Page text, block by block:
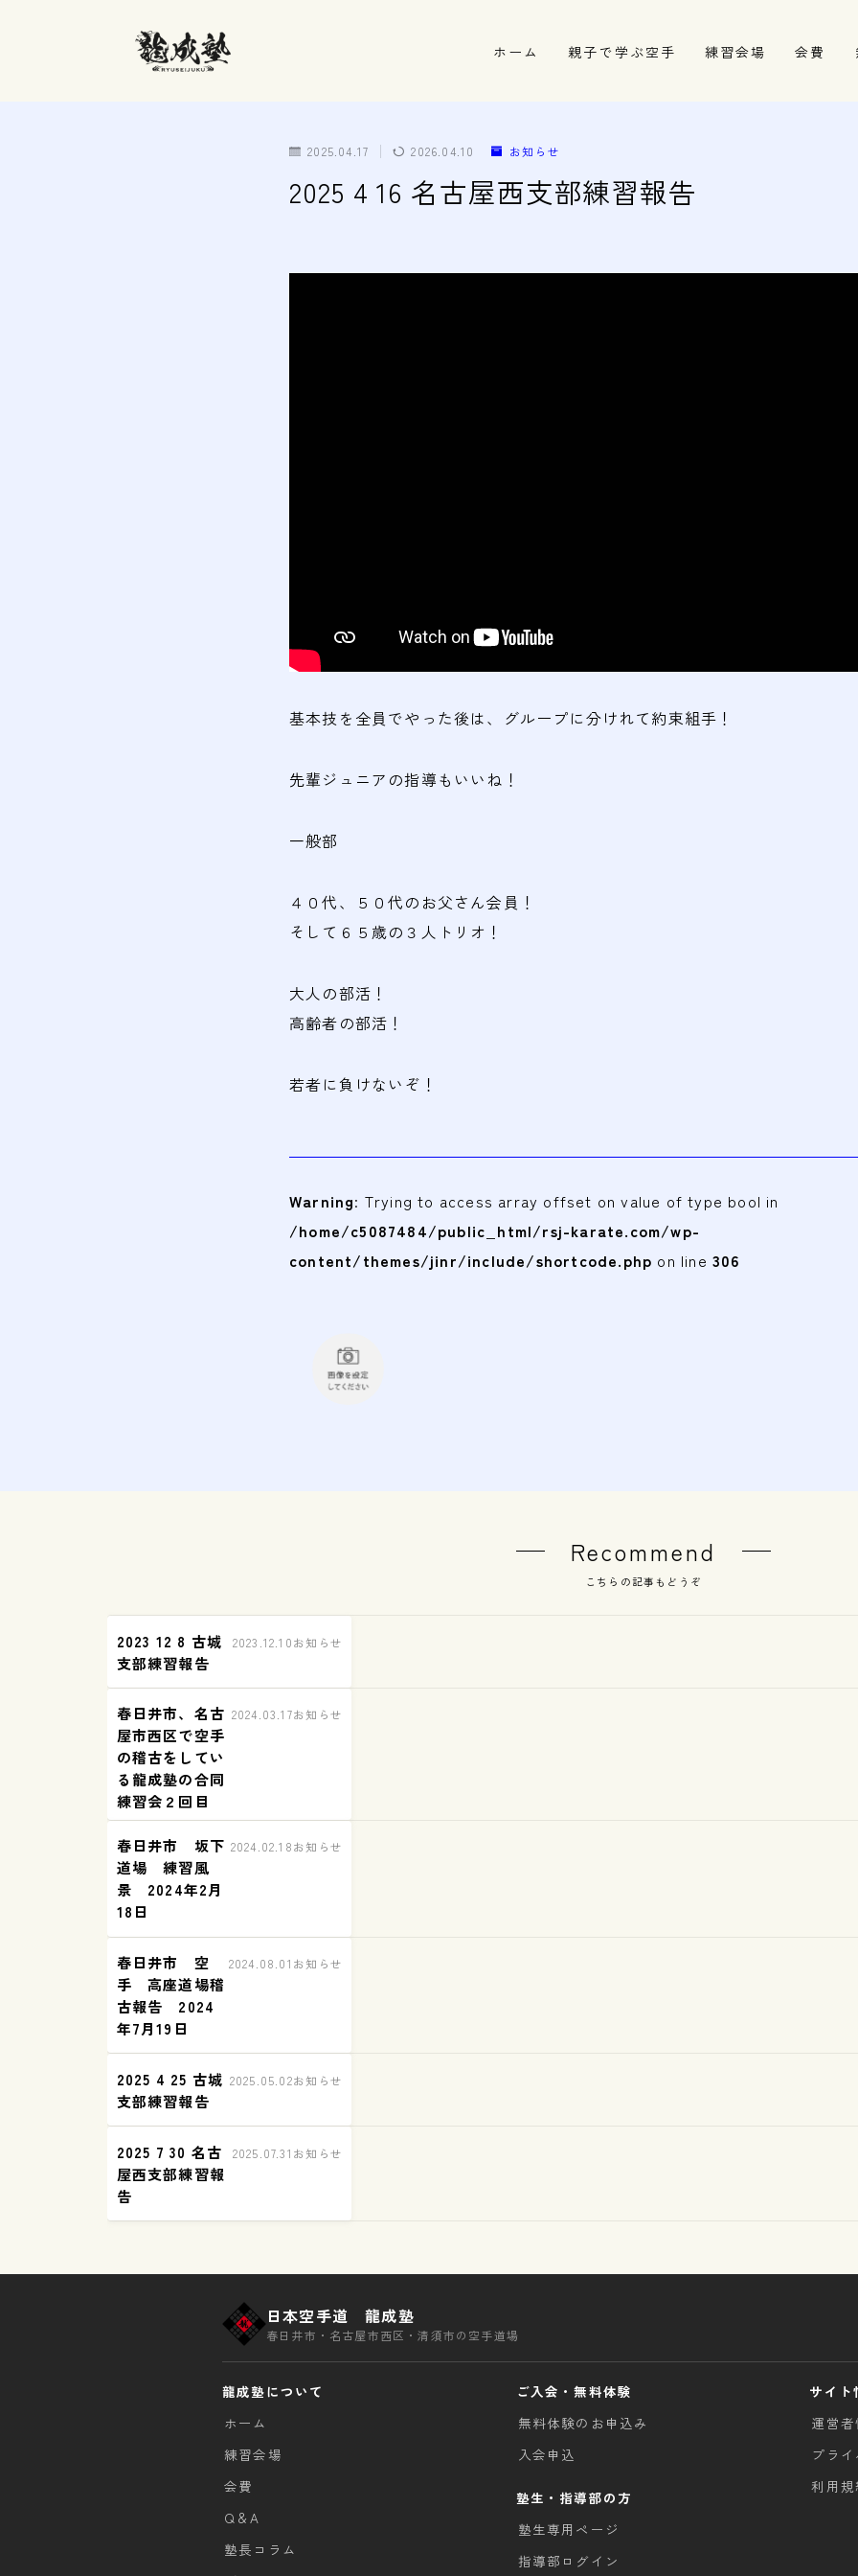
ホーム 親子で学ぶ空手 練習会場 会費
2025.04.17 2026.04.10 お知らせ
2025 4 16 名古屋西支部練習報告
基本技を全員でやった後は、グループに分けれて約束組手！
先輩ジュニアの指導もいいね！
一般部
４０代、５０代のお父さん会員！
そして６５歳の３人トリオ！
大人の部活！
高齢者の部活！
若者に負けないぞ！
Warning: Trying to access array offset on value of type bool in
/home/c5087484/public_html/rsj-karate.com/wp-
content/themes/jinr/include/shortcode.php on line306
Recommend
こちらの記事もどうぞ
2023 12 8 古城
支部練習報告
2023.12.10お知らせ
春日井市、名古
屋市西区で空手
の稽古をしてい
る龍成塾の合同
練習会２回目
2024.03.17お知らせ
春日井市 坂下
道場 練習風
景 2024年2月
18日
2024.02.18お知らせ
春日井市 空
手 高座道場稽
古報告 2024
年7月19日
2024.08.01 お知らせ
2025 4 25 古城
支部練習報告
2025.05.02お知らせ
2025 7 30 名古
屋西支部練習報
告
2025.07.31 お知らせ
日本空手道 龍成塾
春日井市・名古屋市西区・清須市の空手道場
龍成塾について
ホーム
練習会場
会費
Q＆A
塾長コラム
ご入会・無料体験
無料体験のお申込み
入会申込
塾生・指導部の方
塾生専用ページ
指導部ログイン
サイト
運営者
プラ
利用規